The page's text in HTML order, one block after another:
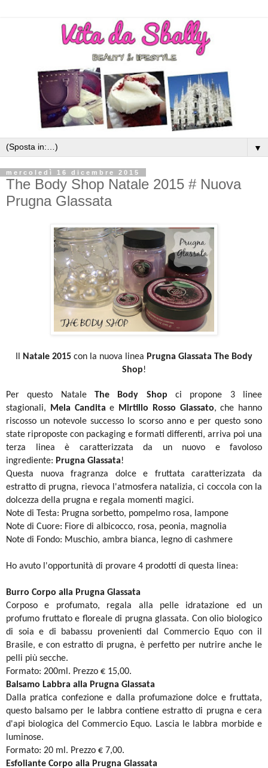
▼
mercoledì 16 dicembre 2015
The Body Shop Natale 2015 # Nuova
Prugna Glassata
Natale 2015 con la nuova linea Prugna Glassata The Body
Shop!
Per questo Natale The Body Shop ci propone 3 linee
stagionali,
Mela Canditae Mirtillo Rosso Glassato, che hanno
riscosso un notevole successo lo scorso anno e per questo sono
state riproposte con packaging e formati differenti, arriva poi una
terza linea è caratterizzata da un nuovo e favoloso
ingrediente: Prugna Glassata!
Questa nuova fragranza dolce e fruttata caratterizzata da
estratto di prugna, rievoca l'atmosfera natalizia, ci coccola con la
dolcezza della prugna e regala momenti magici.
Note di Testa: Prugna sorbetto, pompelmo rosa, lampone
Note di Cuore: Fiore di albicocco, rosa, peonia, magnolia
Note di Fondo: Muschio, ambra bianca, legno di cashmere
Ho avuto l'opportunità di provare 4 prodotti di questa linea:
Burro Corpo alla Prugna Glassata
Corposo e profumato, regala alla pelle idratazione ed un
profumo fruttato e floreale di prugna glassata. Con olio biologico
di soia e di babassu provenienti dal Commercio Equo con il
Brasile, e con estratto di prugna, è perfetto per nutrire anche le
pelli più secche.
Formato: 200ml. Prezzo € 15,00.
Balsamo Labbra alla Prugna Glassata
Dalla pratica confezione e dalla profumazione dolce e fruttata,
questo balsamo per le labbra contiene estratto di prugna e cera
d'api biologica del Commercio Equo. Lascia le labbra morbide e
luminose.
Formato: 20 ml. Prezzo € 7,00.
Esfoliante Corpo alla Prugna Glassata